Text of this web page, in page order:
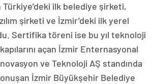
ilk belediye şirketi,
şirketi ve İzmir’deki ilk yerel
Sertifika töreni ise bu yıl teknoloji
açan İzmir Enternasyonal
ve Teknoloji AŞ standında
İzmir Büyükşehir Belediye